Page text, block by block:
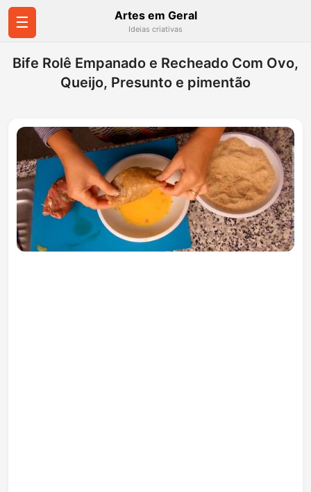
☰ Artes em Geral
Ideias criativas
Bife Rolê Empanado e Recheado Com Ovo,
Queijo, Presunto e pimentão